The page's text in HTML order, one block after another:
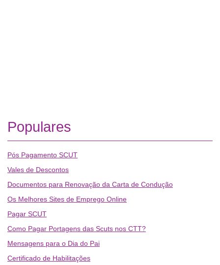
Populares
Pós Pagamento SCUT
Vales de Descontos
Documentos para Renovação da Carta de Condução
Os Melhores Sites de Emprego Online
Pagar SCUT
Como Pagar Portagens das Scuts nos CTT?
Mensagens para o Dia do Pai
Certificado de Habilitações